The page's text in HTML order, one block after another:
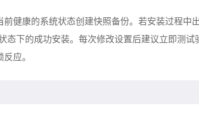
健康的系统状态创建快照备份。若安装过程中
下的成功安装。每次修改设置后建议立即测
应。